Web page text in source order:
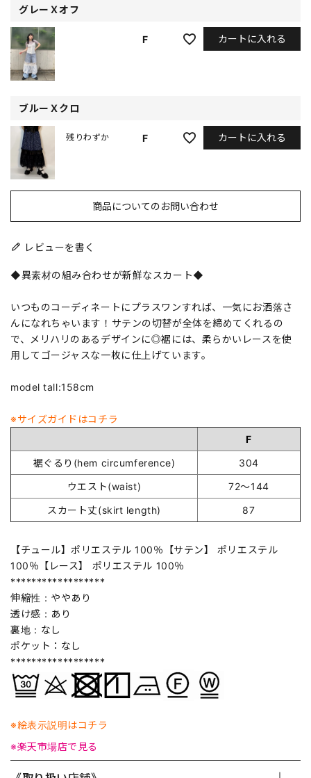
グレーＸオフ
F カートに入れる
ブルーＸクロ
F
残りわずか カートに入れる
商品についてのお問い合わせ
レビューを書く
◆異素材の組み合わせが新鮮なスカート◆
いつものコーディネートにプラスワンすれば、一気にお洒落さ
んになれちゃいます！サテンの切替が全体を締めてくれるの
で、メリハリのあるデザインに◎裾には、柔らかいレースを使
用してゴージャスな一枚に仕上げています。
model tall:158cm
※サイズガイドはコチラ
F
裾ぐるり(hem circumference)
304
ウエスト(waist)
72～144
スカート丈(skirt length)
87
【チュール】ポリエステル 100％【サテン】 ポリエステル
100％【レース】 ポリエステル 100％
******************
伸縮性：ややあり
透け感：あり
裏地：なし
ポケット：なし
******************
※絵表示説明はコチラ
※楽天市場店で見る